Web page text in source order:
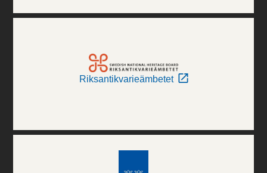
Riksantikvarieämbetet